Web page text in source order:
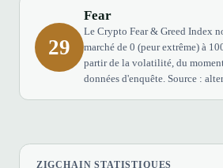
29
Fear
Le Crypto Fear & Greed Index
marché de 0 (peur extrême) à
partir de la volatilité, du
données d'enquête. Source :
ZIGCHAIN STATISTIQUES